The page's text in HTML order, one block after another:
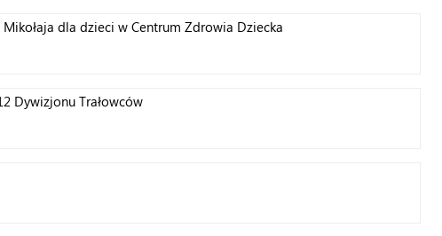
dla dzieci w Centrum Zdrowia Dziecka
Dywizjonu Trałowców